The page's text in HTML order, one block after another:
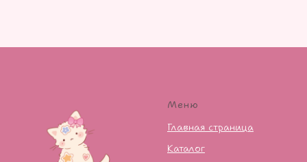
Меню
Главная страница
Каталог